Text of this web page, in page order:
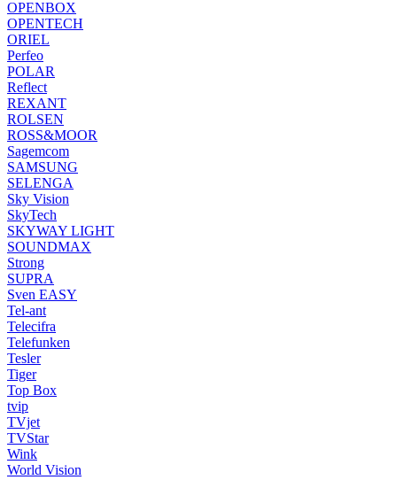
OPENBOX
OPENTECH
ORIEL
Perfeo
POLAR
Reflect
REXANT
ROLSEN
ROSS&MOOR
Sagemcom
SAMSUNG
SELENGA
Sky Vision
SkyTech
SKYWAY LIGHT
SOUNDMAX
Strong
SUPRA
Sven EASY
Tel-ant
Telecifra
Telefunken
Tesler
Tiger
Top Box
tvip
TVjet
TVStar
Wink
World Vision